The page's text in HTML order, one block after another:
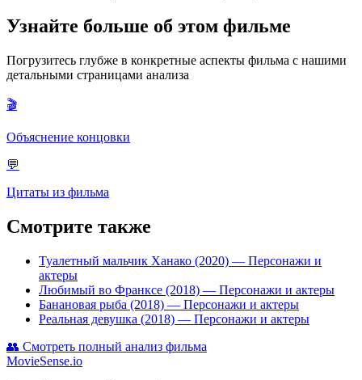
Узнайте больше об этом фильме
Погрузитесь глубже в конкретные аспекты фильма с нашими
детальными страницами анализа
🎬
Объяснение концовки
💬
Цитаты из фильма
Смотрите также
Туалетный мальчик Ханако (2020) — Персонажи и
актеры
Любимый во Франкcе (2018) — Персонажи и актеры
Банановая рыба (2018) — Персонажи и актеры
Реальная девушка (2018) — Персонажи и актеры
👥 Смотреть полный анализ фильма
MovieSense.io